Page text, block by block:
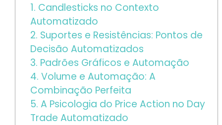
1. Candlesticks no Contexto
Automatizado
2. Suportes e Resistências: Pontos de
Decisão Automatizados
3. Padrões Gráficos e Automação
4. Volume e Automação: A
Combinação Perfeita
5. A Psicologia do Price Action no Day
Trade Automatizado